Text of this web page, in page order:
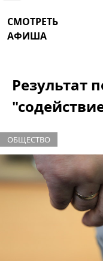
СМОТРЕТЬ
АФИША
Результат
ОБЩЕСТВО